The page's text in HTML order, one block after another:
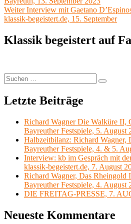
Weiter Nächster
Beitrag:
Interview mit Gaetano
klassik-begeistert.de, 15. September
Klassik begeistert auf
Suchen
nach:
Suchen
Letzte Beiträge
Richard Wagner Die Walküre II,
Bayreuther Festspiele, 5. August
Halbzeitbilanz: Richard
Bayreuther Festspiele, 4. & 5.
Interview: kb im Gespräch mit
klassik-begeistert.de, 7. August
Richard Wagner, Das Rheingold
Bayreuther Festspiele, 4. August
DIE FREITAG-PRESSE, 7.
Neueste Kommentare